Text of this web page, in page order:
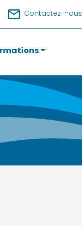
Contactez-nous